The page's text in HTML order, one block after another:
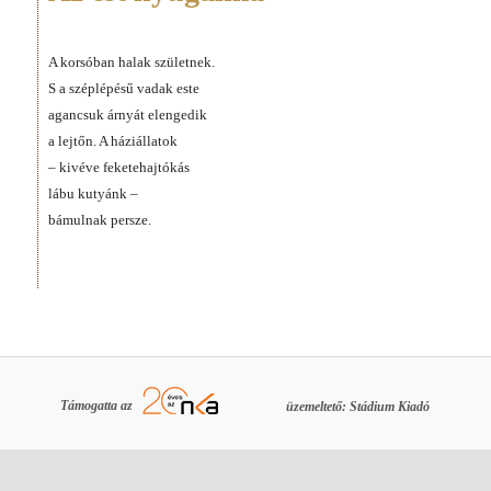
A korsóban halak születnek.
S a széplépésű vadak este
agancsuk árnyát elengedik
a lejtőn. A háziállatok
– kivéve feketehajtókás
lábu kutyánk –
bámulnak persze.
Támogatta az üzemeltető: Stádium Kiadó